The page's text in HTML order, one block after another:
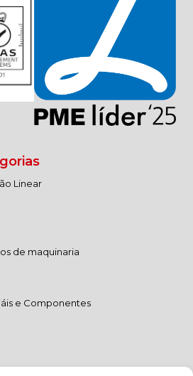
Linear
de maquinaria
e Componentes